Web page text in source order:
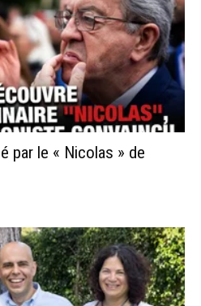
par le « Nicolas » de